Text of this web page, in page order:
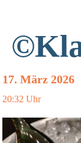
17. März 2026
20:32 Uhr